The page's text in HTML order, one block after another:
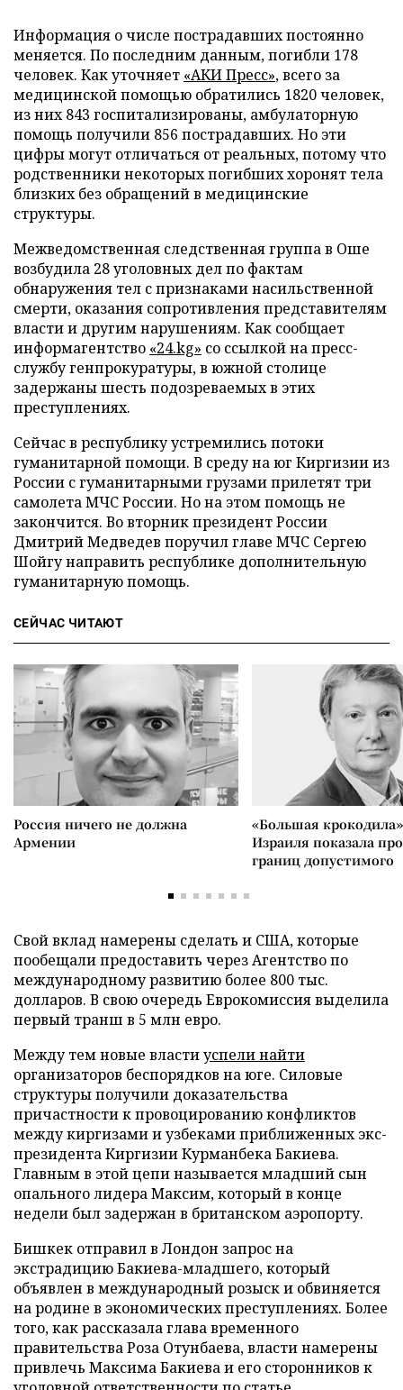
Информация о числе пострадавших постоянно
меняется. По последним данным, погибли 178
человек. Как уточняет «АКИ Пресс», всего за
медицинской помощью обратились 1820 человек,
из них 843 госпитализированы, амбулаторную
помощь получили 856 пострадавших. Но эти
цифры могут отличаться от реальных, потому что
родственники некоторых погибших хоронят тела
близких без обращений в медицинские
структуры.
Межведомственная следственная группа в Оше
возбудила 28 уголовных дел по фактам
обнаружения тел с признаками насильственной
смерти, оказания сопротивления представителям
власти и другим нарушениям. Как сообщает
информагентство «24.kg» со ссылкой на пресс-
службу генпрокуратуры, в южной столице
задержаны шесть подозреваемых в этих
преступлениях.
Сейчас в республику устремились потоки
гуманитарной помощи. В среду на юг Киргизии из
России с гуманитарными грузами прилетят три
самолета МЧС России. Но на этом помощь не
закончится. Во вторник президент России
Дмитрий Медведев поручил главе МЧС Сергею
Шойгу направить республике дополнительную
гуманитарную помощь.
СЕЙЧАС ЧИТАЮТ
Россия ничего не должна
Армении
«Большая
Израиля показала
границ допустимого
Свой вклад намерены сделать и США, которые
пообещали предоставить через Агентство по
международному развитию более 800 тыс.
долларов. В свою очередь Еврокомиссия выделила
первый транш в 5 млн евро.
Между тем новые властиуспели найти
организаторов беспорядков на юге. Силовые
структуры получили доказательства
причастности к провоцированию конфликтов
между киргизами и узбеками приближенных экс-
президента Киргизии Курманбека Бакиева.
Главным в этой цепи называется младший сын
опального лидера Максим, который в конце
недели был задержан в британском аэропорту.
Бишкек отправил в Лондон запрос на
экстрадицию Бакиева-младшего, который
объявлен в международный розыск и обвиняется
на родине в экономических преступлениях. Более
того, как рассказала глава временного
правительства Роза Отунбаева, власти намерены
привлечь Максима Бакиева и его сторонников к